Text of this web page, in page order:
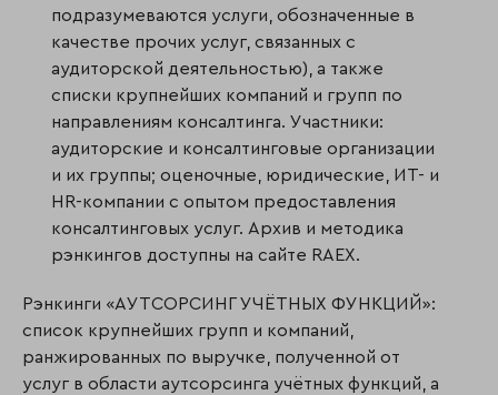
подразумеваются услуги, обозначенные в
качестве прочих услуг, связанных с
аудиторской деятельностью), а также
списки крупнейших компаний и групп по
направлениям консалтинга. Участники:
аудиторские и консалтинговые организации
и их группы; оценочные, юридические, ИТ- и
HR-компании с опытом предоставления
консалтинговых услуг. Архив и методика
рэнкингов доступны на сайте RAEX.
Рэнкинги «АУТСОРСИНГ УЧЁТНЫХ ФУНКЦИЙ»:
список крупнейших групп и компаний,
ранжированных по выручке, полученной от
услуг в области аутсорсинга учётных функций, а